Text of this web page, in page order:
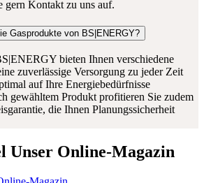
gern Kontakt zu uns auf.
Gasprodukte von BS|ENERGY?
bieten Ihnen verschiedene
zuverlässige Versorgung zu jeder Zeit
auf Ihre Energiebedürfnisse
gewähltem Produkt profitieren Sie zudem
die Ihnen Planungssicherheit
Unser Online-Magazin